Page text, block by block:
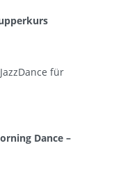
für
Dance –